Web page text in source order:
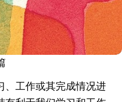
、工作或其完成情况进